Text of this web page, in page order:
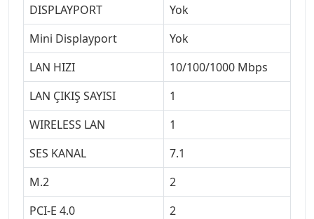
DISPLAYPORT
Yok
Mini Displayport
Yok
LAN HIZI
10/100/1000 Mbps
LAN ÇIKIŞ SAYISI
1
WIRELESS LAN
1
SES KANAL
7.1
M.2
2
PCI-E 4.0
2